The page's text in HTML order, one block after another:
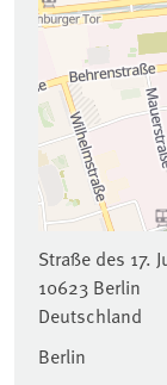
Straße des 17.
10623 Berlin
Deutschland
Berlin